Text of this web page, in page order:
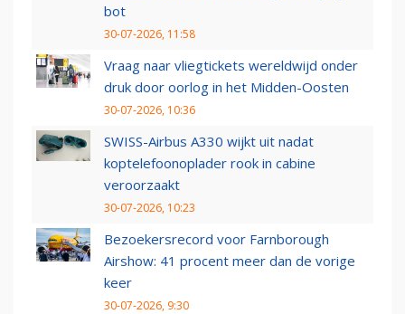
bot
30-07-2026, 11:58
Vraag naar vliegtickets wereldwijd onder
druk door oorlog in het Midden-Oosten
30-07-2026, 10:36
SWISS-Airbus A330 wijkt uit nadat
koptelefoonoplader rook in cabine
veroorzaakt
30-07-2026, 10:23
Bezoekersrecord voor Farnborough
Airshow: 41 procent meer dan de vorige
keer
30-07-2026, 9:30